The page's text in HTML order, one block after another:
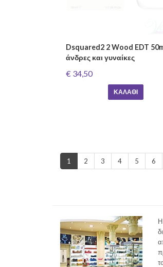
Dsquared2 2 Wood EDT
άνδρες και γυναίκες
€ 34,50
ΚΑΛΆΘΙ
1 2 3 4 5 6